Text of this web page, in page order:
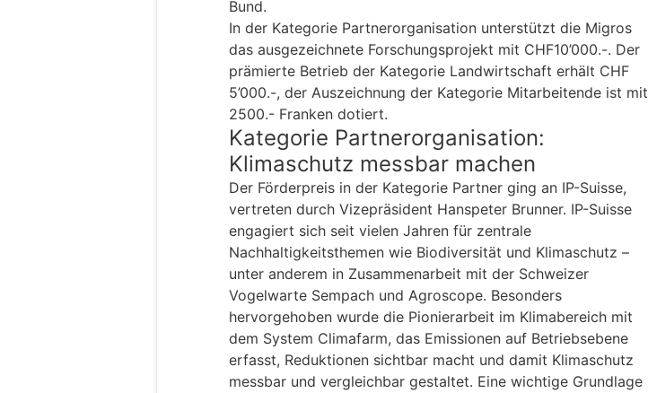
Bund.
In der Kategorie Partnerorganisation unterstützt die Migros
das ausgezeichnete Forschungsprojekt mit CHF10’000.-. Der
prämierte Betrieb der Kategorie Landwirtschaft erhält CHF
5’000.-, der Auszeichnung der Kategorie Mitarbeitende ist mit
2500.- Franken dotiert.
Kategorie Partnerorganisation:
Klimaschutz messbar machen
Der Förderpreis in der Kategorie Partner ging an IP-Suisse,
vertreten durch Vizepräsident Hanspeter Brunner. IP-Suisse
engagiert sich seit vielen Jahren für zentrale
Nachhaltigkeitsthemen wie Biodiversität und Klimaschutz –
unter anderem in Zusammenarbeit mit der Schweizer
Vogelwarte Sempach und Agroscope. Besonders
hervorgehoben wurde die Pionierarbeit im Klimabereich mit
dem System Climafarm, das Emissionen auf Betriebsebene
erfasst, Reduktionen sichtbar macht und damit Klimaschutz
messbar und vergleichbar gestaltet. Eine wichtige Grundlage